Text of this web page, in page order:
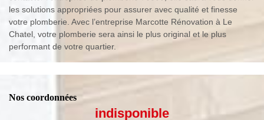
les solutions appropriées pour assurer avec qualité et finesse
votre plomberie. Avec l’entreprise Marcotte Rénovation à Le
Chatel, votre plomberie sera ainsi le plus original et le plus
performant de votre quartier.
Nos coordonnées
indisponible